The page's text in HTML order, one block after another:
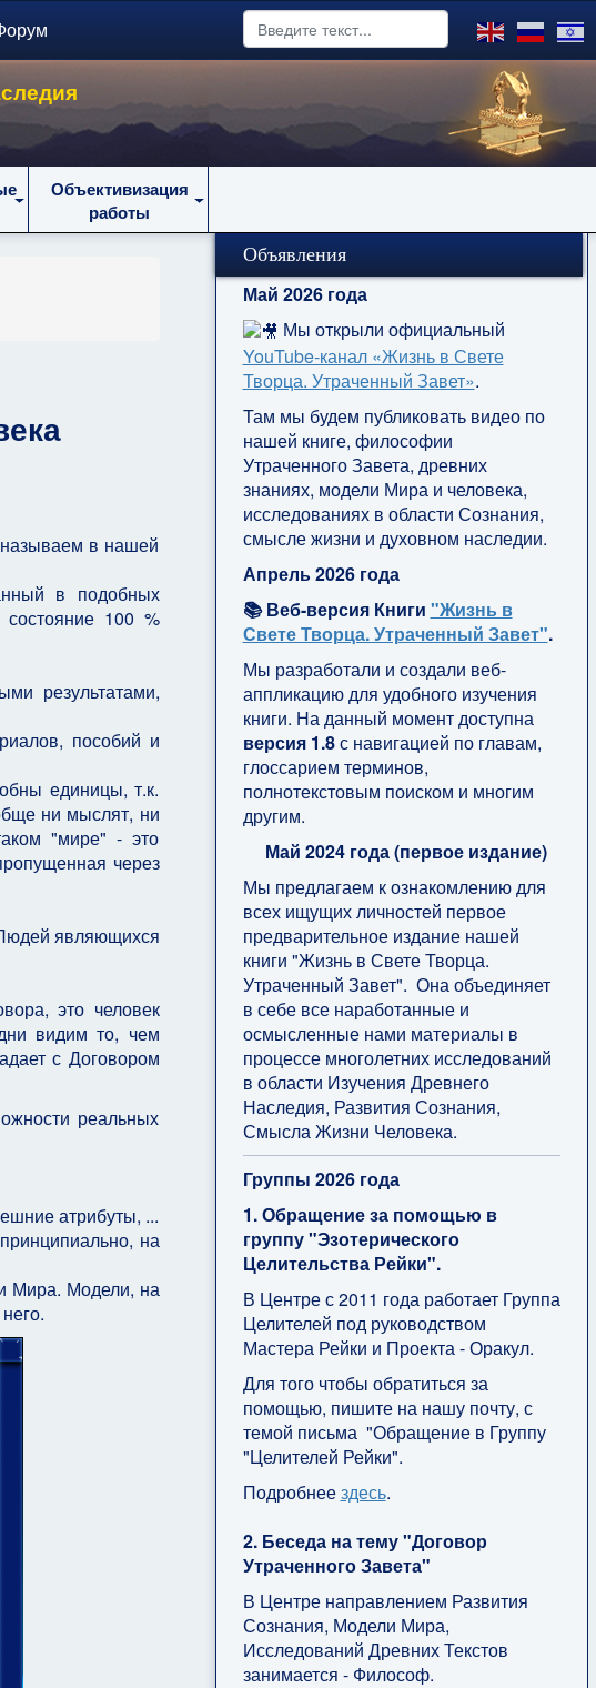
Объективизация
работы
называем в нашей
в подобных
100 %
результатами,
пособий и
единицы, т.к.
ни мыслят, ни
"мире" - это
через
являющихся
это человек
видим то, чем
с Договором
реальных
атрибуты, ...
на
Мира. Модели, на
Объявления
Май 2026 года
Мы открыли официальный
YouTube‑канал «Жизнь в Свете
Творца. Утраченный Завет».
Там мы будем публиковать видео по
нашей книге, философии
Утраченного Завета, древних
знаниях, модели Мира и человека,
исследованиях в области Сознания,
смысле жизни и духовном наследии.
Апрель 2026 года
📚 Веб-версия Книги "Жизнь в
Свете Творца. Утраченный Завет".
Мы разработали и создали веб-
аппликацию для удобного изучения
книги. На данный момент доступна
версия 1.8с навигацией по главам,
глоссарием терминов,
полнотекстовым поиском и многим
другим.
Май 2024 года (первое издание)
Мы предлагаем к ознакомлению для
всех ищущих личностей первое
предварительное издание нашей
книги "Жизнь в Свете Творца.
Утраченный Завет". Она объединяет
в себе все наработанные и
осмысленные нами материалы в
процессе многолетних исследований
в области Изучения Древнего
Наследия, Развития Сознания,
Смысла Жизни Человека.
Группы 2026 года
1. Обращение за помощью в
группу "Эзотерического
Целительства Рейки".
В Центре с 2011 года работает Группа
Целителей под руководством
Мастера Рейки и Проекта - Оракул.
Для того чтобы обратиться за
помощью, пишите на нашу почту, с
темой письма "Обращение в Группу
"Целителей Рейки".
Подробнеездесь.
2. Беседа на тему "Договор
Утраченного Завета"
В Центре направлением Развития
Сознания, Модели Мира,
Исследований Древних Текстов
занимается - Философ.